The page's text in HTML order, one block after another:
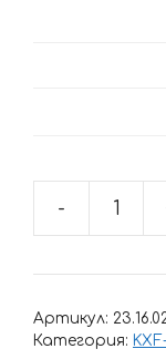
-
Артикул:
Категория: